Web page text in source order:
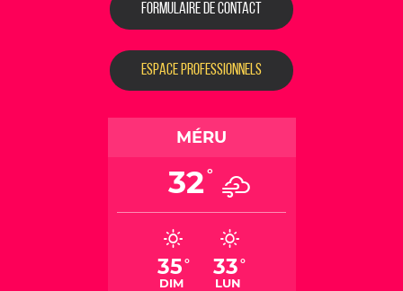
FORMULAIRE DE CONTACT
ESPACE PROFESSIONNELS
MÉRU
32°
35°
DIM
33°
LUN